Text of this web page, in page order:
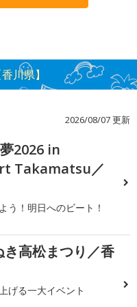
川県】
2026/08/07 更新
2026 in
Takamatsu／
う！明日へのビート！
き高松まつり／香
げる一大イベント